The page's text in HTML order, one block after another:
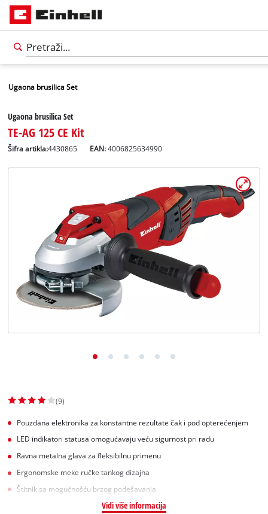
SRСрпски
English
Ugaona brusilica Set
Ugaona brusilica Set
TE-AG 125 CE Kit
Šifra artikla:4430865 EAN:4006825634990
(9)
Pouzdana elektronika za konstantne rezultate čak i pod opterećenjem
LED indikatori statusa omogućavaju veću sigurnost pri radu
Ravna metalna glava za fleksibilnu primenu
Ergonomske meke ručke tankog dizajna
Štitnik sa mogućnošću brzog podešavanja
Vidi više informacija